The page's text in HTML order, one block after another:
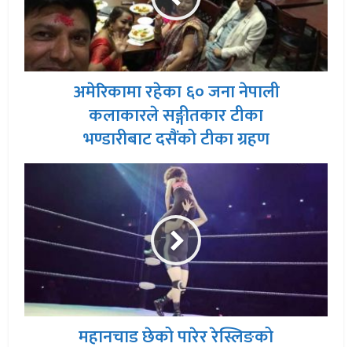
अमेरिकामा रहेका ६० जना नेपाली
कलाकारले सङ्गीतकार टीका
भण्डारीबाट दसैंको टीका ग्रहण
महानचाड छेको पारेर रेस्लिङको